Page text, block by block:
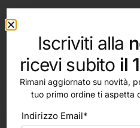
altri nostri prodotti
Iscriviti alla
ricevi subito il
Rimani aggiornato su novità,
tuo primo ordine ti aspetta
Indirizzo Email*